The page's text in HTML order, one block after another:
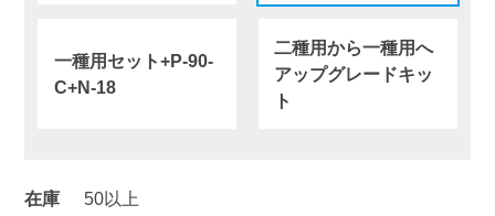
一種用セット+P-90-
C+N-18
二種用から一種用へ
アップグレードキッ
ト
在庫 50以上